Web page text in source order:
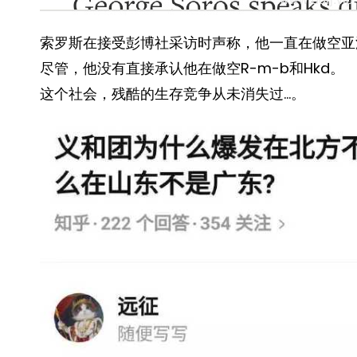
索罗斯在接受彭博社采访时声称，他一直在做空
尽管，他没有直接承认他在做空R-m-b和Hkd。
这个社会，残酷的生存竞争从未消失过…。 ​​​